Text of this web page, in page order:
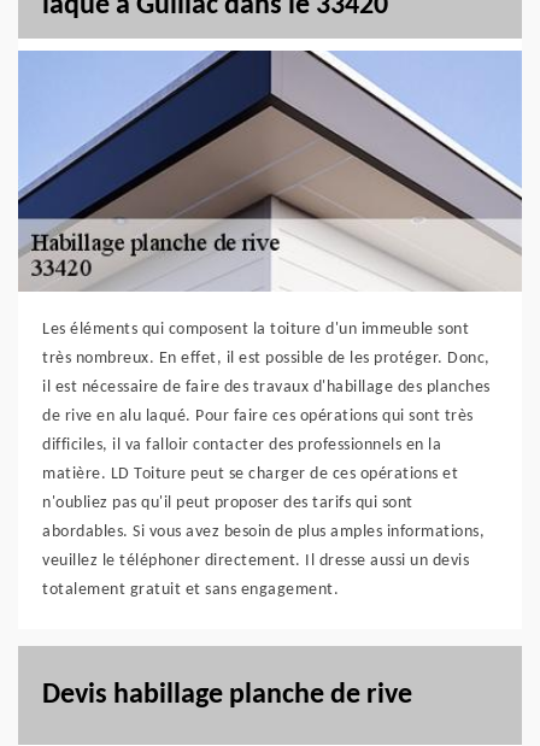
laqué à Guillac dans le 33420
Les éléments qui composent la toiture d'un immeuble sont
très nombreux. En effet, il est possible de les protéger. Donc,
il est nécessaire de faire des travaux d'habillage des planches
de rive en alu laqué. Pour faire ces opérations qui sont très
difficiles, il va falloir contacter des professionnels en la
matière. LD Toiture peut se charger de ces opérations et
n'oubliez pas qu'il peut proposer des tarifs qui sont
abordables. Si vous avez besoin de plus amples informations,
veuillez le téléphoner directement. Il dresse aussi un devis
totalement gratuit et sans engagement.
Devis habillage planche de rive